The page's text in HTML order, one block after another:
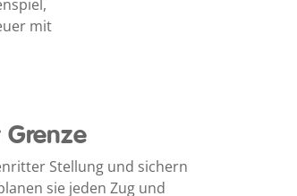
mit
Stellung und sichern
sie jeden Zug und